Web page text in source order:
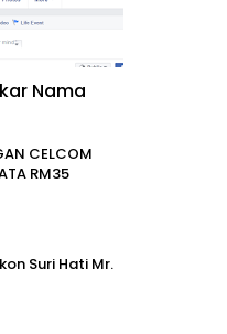
Nama
CELCOM
RM35
Suri Hati Mr.